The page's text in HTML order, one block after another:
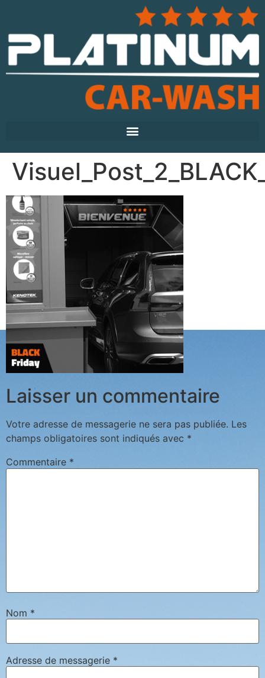
Laisser un commentaire
Votre adresse de messagerie ne sera pas publiée. Les
champs obligatoires sont indiqués avec *
Commentaire *
Nom *
Adresse de messagerie *